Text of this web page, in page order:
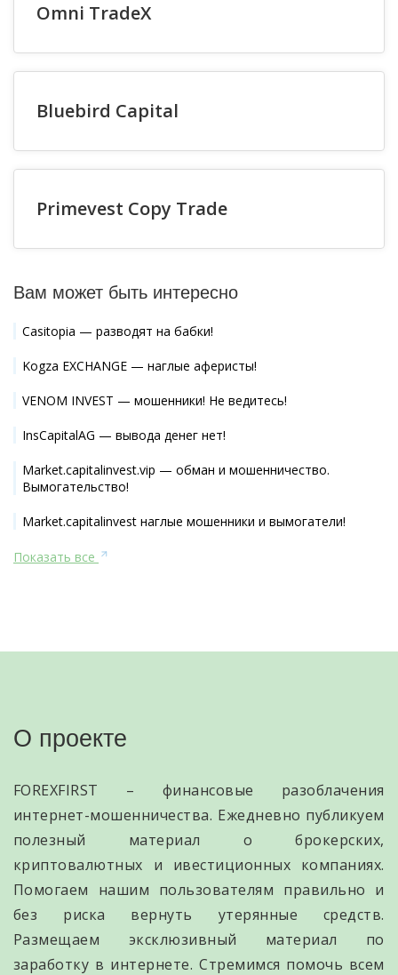
Omni TradeX
Bluebird Capital
Primevest Copy Trade
Вам может быть интересно
Casitopia — разводят на бабки!
Kogza EXCHANGE — наглые аферисты!
VENOM INVEST — мошенники! Не ведитесь!
InsCapitalAG — вывода денег нет!
Market.capitalinvest.vip — обман и мошенничество.
Вымогательство!
Market.capitalinvest наглые мошенники и вымогатели!
Показать все
О проекте
FOREXFIRST – финансовые разоблачения
интернет-мошенничества. Ежедневно публикуем
полезный материал о брокерских,
криптовалютных и ивестиционных компаниях.
Помогаем нашим пользователям правильно и
без риска вернуть утерянные средств.
Размещаем эксклюзивный материал по
заработку в интернете. Стремимся помочь всем